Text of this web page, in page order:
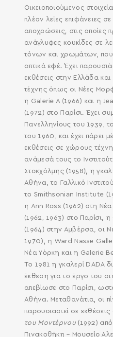
Οικειοποιούμενος
πλέον λείες επιφάνειες σε
αποχρώσεις, στις οποίες
ανάγλυφες κουκίδες σε
τόνων και χρωμάτων, που
οπτικά εφέ. Έχει
εκθέσεις στην Ελλάδα
τέχνης όπως οι Νέες
η Galerie A (1966) και η
(1972) στο Παρίσι. Έχει
Πανελληνίους του 1939,
του 1960, και έχει πάρει
εκθέσεις σε χώρους
ανάμεσά τους το
Στοκχόλμης (1958), η
Αθήνα, το Γαλλικό
το Smithsonian Institute
η Ann Ross (1962) στη
(1962, 1963) στο Παρίσι,
(1964) στην Αμβέρσα, οι
1970), η Ward Nasse
Νέα Υόρκη και η Galerie
Το 1981 η γκαλερί DADA
έκθεση για το έργο του
απεβίωσε στο Παρίσι,
Αθήνα. Μεταθανάτια, οι
παρουσιαστεί σε
του Μοντέρνου(1992) από
Πινακοθήκη – Μουσείο